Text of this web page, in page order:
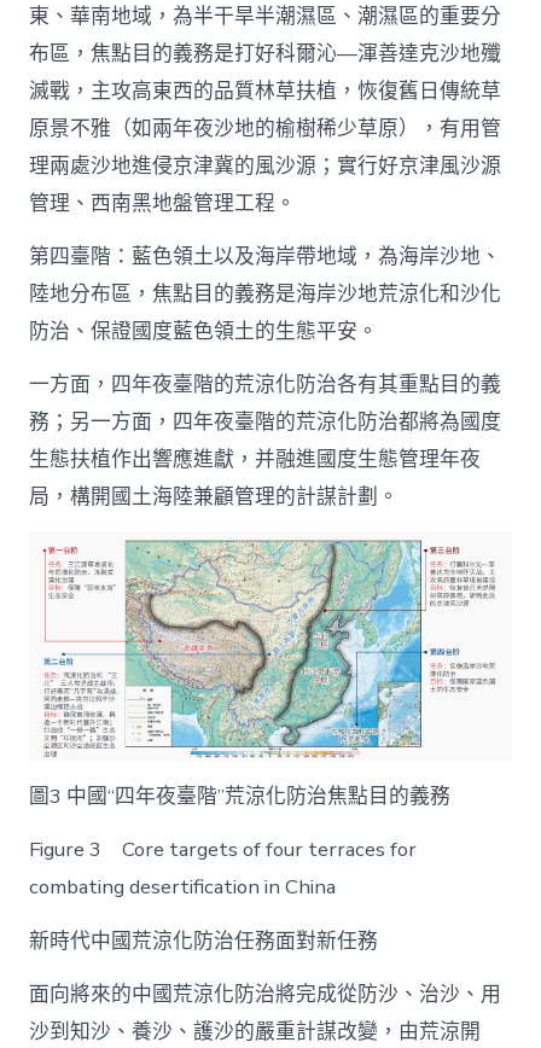
東、華南地域，為半干旱半潮濕區、潮濕區的重要分
布區，焦點目的義務是打好科爾沁—渾善達克沙地殲
滅戰，主攻高東西的品質林草扶植，恢復舊日傳統草
原景不雅（如兩年夜沙地的榆樹稀少草原），有用管
理兩處沙地進侵京津冀的風沙源；實行好京津風沙源
管理、西南黑地盤管理工程。
第四臺階：藍色領土以及海岸帶地域，為海岸沙地、
陸地分布區，焦點目的義務是海岸沙地荒涼化和沙化
防治、保證國度藍色領土的生態平安。
一方面，四年夜臺階的荒涼化防治各有其重點目的義
務；另一方面，四年夜臺階的荒涼化防治都將為國度
生態扶植作出響應進獻，并融進國度生態管理年夜
局，構開國土海陸兼顧管理的計謀計劃。
圖3 中國“四年夜臺階”荒涼化防治焦點目的義務
Figure 3 Core targets of four terraces for
combating desertification in China
新時代中國荒涼化防治任務面對新任務
面向將來的中國荒涼化防治將完成從防沙、治沙、用
沙到知沙、養沙、護沙的嚴重計謀改變，由荒涼開